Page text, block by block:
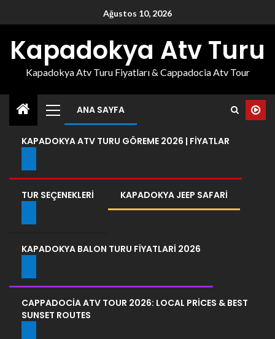
Ağustos 10, 2026
Kapadokya Atv Turu
Kapadokya Atv Turu Fiyatları & Cappadocia Atv Tour
ANA SAYFA
KAPADOKYA ATV TURU GÖREME 2026 | FIYATLAR
TUR SEÇENEKLERI KAPADOKYA JEEP SAFARI
KAPADOKYA BALON TURU FIYATLARI 2026
CAPPADOCIA ATV TOUR 2026: LOCAL PRICES & BEST
SUNSET ROUTES